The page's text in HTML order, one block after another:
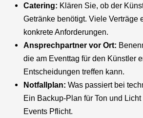
Catering: Klären Sie, ob der
Getränke benötigt. Viele Verträge
konkrete Anforderungen.
Ansprechpartner vor Ort:
die am Eventtag für den Künstler
Entscheidungen treffen kann.
Notfallplan: Was passiert bei
Ein Backup-Plan für Ton und
Events Pflicht.